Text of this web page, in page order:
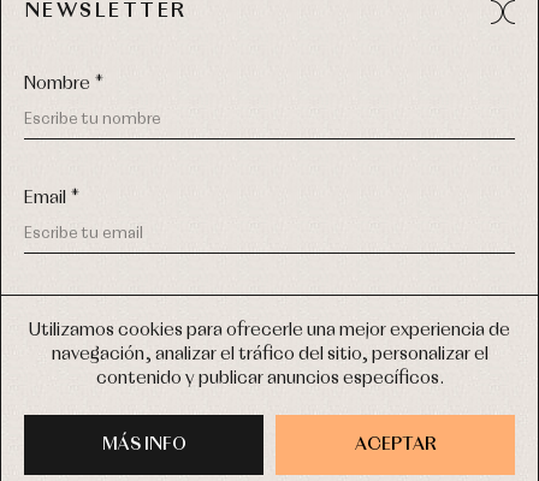
Utilizamos cookies para ofrecerle una mejor experiencia de
navegación, analizar el tráfico del sitio, personalizar el
contenido y publicar anuncios específicos.
ACEPTAR
MÁS INFO
Avda. Príncipe de Asturias, 13 - Bajo.
COPYRIGHT © 2026 PRIMER BEBÉ.
TODOS LOS DERECHOS RESERVADOS
NEWSLETTER
Nombre *
Email *
mis datos personales explicada en laPolítica de privacidad
(*) Quiero recibir novedades y comunicaciones comerciales
personalizadas de Primer Bebé a través del email